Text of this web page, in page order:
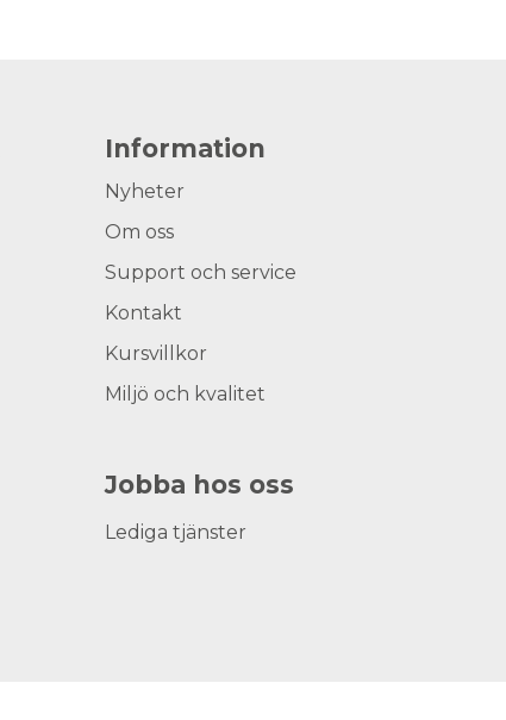
Information
Nyheter
Om oss
Support och service
Kontakt
Kursvillkor
Miljö och kvalitet
Jobba hos oss
Lediga tjänster